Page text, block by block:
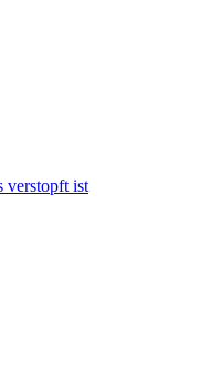
verstopft ist